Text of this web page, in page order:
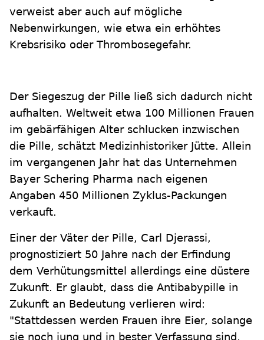
verweist aber auch auf mögliche
Nebenwirkungen, wie etwa ein erhöhtes
Krebsrisiko oder Thrombosegefahr.
Der Siegeszug der Pille ließ sich dadurch nicht
aufhalten. Weltweit etwa 100 Millionen Frauen
im gebärfähigen Alter schlucken inzwischen
die Pille, schätzt Medizinhistoriker Jütte. Allein
im vergangenen Jahr hat das Unternehmen
Bayer Schering Pharma nach eigenen
Angaben 450 Millionen Zyklus-Packungen
verkauft.
Einer der Väter der Pille, Carl Djerassi,
prognostiziert 50 Jahre nach der Erfindung
dem Verhütungsmittel allerdings eine düstere
Zukunft. Er glaubt, dass die Antibabypille in
Zukunft an Bedeutung verlieren wird:
"Stattdessen werden Frauen ihre Eier, solange
sie noch jung und in bester Verfassung sind,